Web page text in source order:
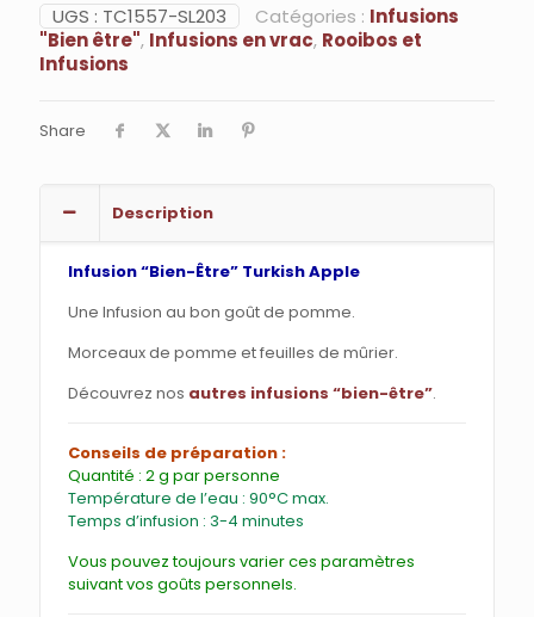
-
Infusion
bien-
UGS : TC1557-SL203 Catégories : Infusions
"Bien être", Infusions en vrac, Rooibos et
Infusions
Share
Description
Infusion “Bien-Être” Turkish Apple
Une Infusion au bon goût de pomme.
Morceaux de pomme et feuilles de mûrier.
Découvrez nos autres infusions “bien-être”.
Conseils de préparation :
Quantité : 2 g par personne
Température de l’eau : 90°C max.
Temps d’infusion : 3-4 minutes
Vous pouvez toujours varier ces paramètres
suivant vos goûts personnels.